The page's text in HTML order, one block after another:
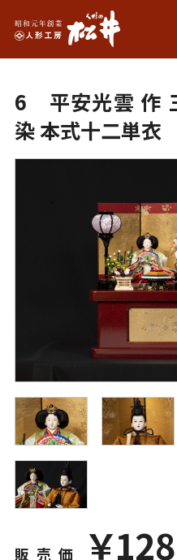
6 平安光雲 作
染 本式十二単衣
販売価 ￥